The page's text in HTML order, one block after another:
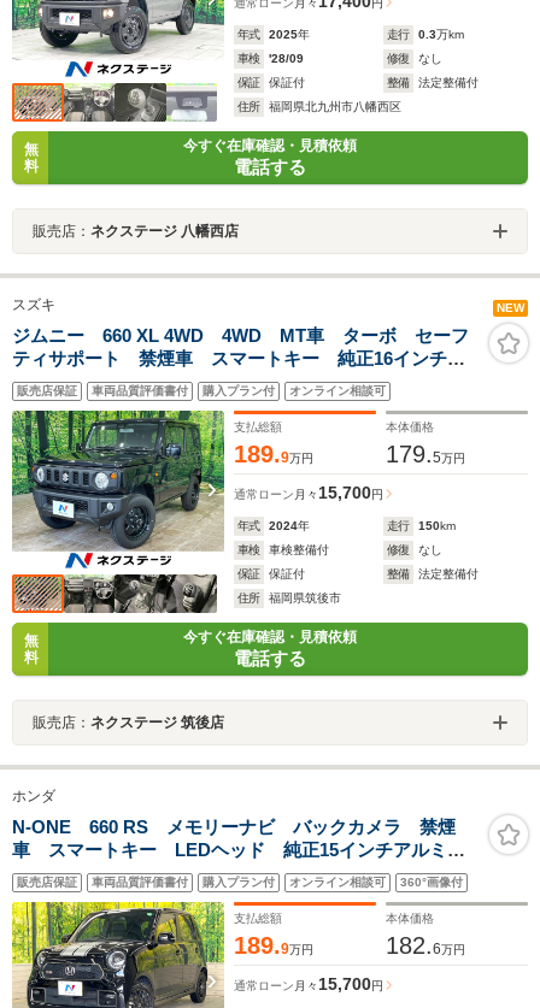
通常ローン 月々 円
年式 2025年 走行 0.3万km
車検
'28/09 修復
なし
保証
保証付 整備
法定整備付
住所
福岡県北九州市八幡西区
無
料
今すぐ在庫確認・見積依頼
電話する
販売店： ネクステージ 八幡西店
スズキ NEW
ジムニー 660 XL 4WD 4WD MT車 ターボ セーフ
ティサポート 禁煙車 スマートキー 純正16インチア
ルミ 車線逸脱警報 シートヒーター ハイビームアシ
スト プライバシーガラス オートエアコン トラクシ
ョンコントロール
販売店保証 車両品質評価書付 購入プラン付 オンライン相談可
支払総額
189.9万円
本体価格
179.5万円
通常ローン 月々15,700円
年式 2024年 走行 150km
車検
車検整備付 修復
なし
保証
保証付 整備
法定整備付
住所
福岡県筑後市
無
料
今すぐ在庫確認・見積依頼
電話する
販売店： ネクステージ 筑後店
ホンダ
N-ONE 660 RS メモリーナビ バックカメラ 禁煙
車 スマートキー LEDヘッド 純正15インチアルミ
オートハイビーム 車線逸脱警報 オートライト オー
トエアコン Bluetooth CD DVD再生 フルセグ
販売店保証 車両品質評価書付 購入プラン付 オンライン相談可 360°画像付
支払総額
189.9万円
本体価格
182.6万円
通常ローン 月々 15,700円